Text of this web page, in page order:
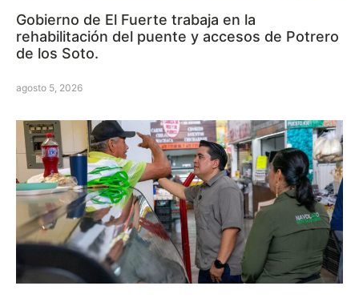
Gobierno de El Fuerte trabaja en la
rehabilitación del puente y accesos de Potrero
de los Soto.
agosto 5, 2026